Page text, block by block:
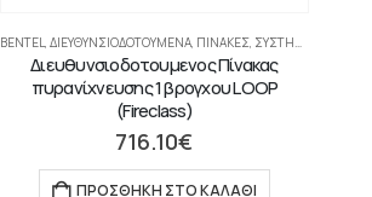
BENTEL, ΔΙΕΥΘΥΝΣΙΟΔΟΤΟΎΜΕΝΑ, ΠΊΝΑΚΕΣ, ΣΥΣΤΉΜΑΤΑ ΠΥΡΑΝΊΧΝΕΥΣΗΣ-ΑΝΊΧΝΕΥΣΗΣ ΑΕΡΊΩΝ
Διευθυνσιοδοτουμενος Πίνακας
πυρανίχνευσης 1 βρογχου LOOP
(Fireclass)
716.10€
ΠΡΟΣΘΉΚΗ ΣΤΟ ΚΑΛΆΘΙ